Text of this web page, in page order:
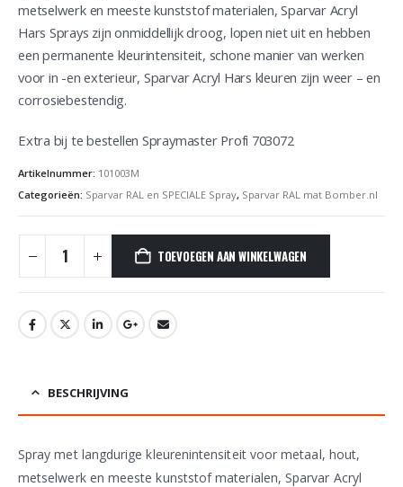
metselwerk en meeste kunststof materialen, Sparvar Acryl
Hars Sprays zijn onmiddellijk droog, lopen niet uit en hebben
een permanente kleurintensiteit, schone manier van werken
voor in -en exterieur, Sparvar Acryl Hars kleuren zijn weer – en
corrosiebestendig.
Extra bij te bestellen Spraymaster Profi 703072
Artikelnummer: 101003M
Categorieën: Sparvar RAL en SPECIALE Spray, Sparvar RAL mat Bomber.nl
TOEVOEGEN AAN WINKELWAGEN
BESCHRIJVING
Spray met langdurige kleurenintensiteit voor metaal, hout,
metselwerk en meeste kunststof materialen, Sparvar Acryl